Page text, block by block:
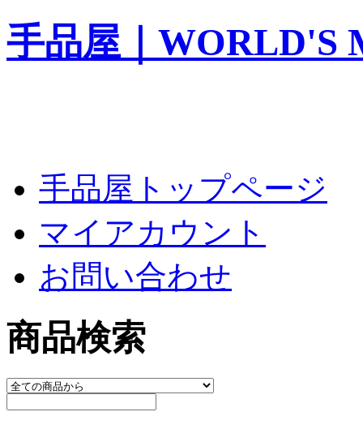
手品屋｜WORLD'S
手品屋トップページ
マイアカウント
お問い合わせ
商品検索